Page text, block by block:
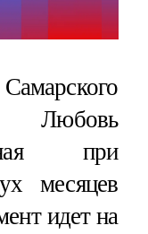
Любовь
при
месяцев
идет на